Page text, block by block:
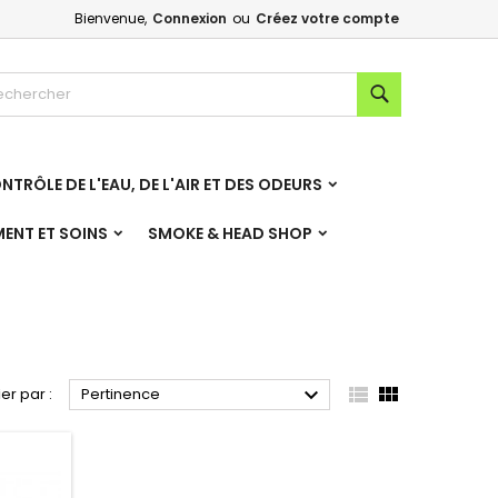
Bienvenue, Connexion ou Créez votre compte
DE L'EAU, DE L'AIR ET DES ODEURS
ET SOINS SMOKE & HEAD SHOP
par : Pertinence   